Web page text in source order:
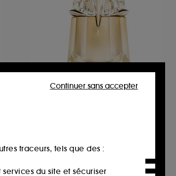
MUGLER
323,33€ /100ml
traceurs, tels que des :
du site et sécuriser
Continuer sans accepter